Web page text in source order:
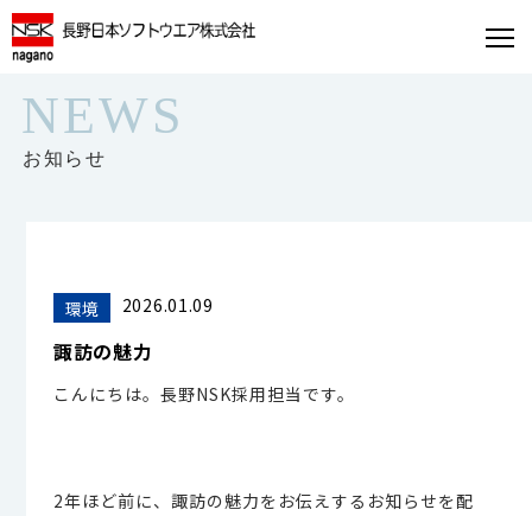
NEWS
お知らせ
環境 2026.01.09
諏訪の魅力
こんにちは。長野NSK採用担当です。
2年ほど前に、諏訪の魅力をお伝えするお知らせを配